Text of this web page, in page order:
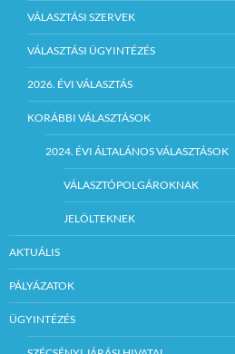
VÁLASZTÁSI SZERVEK
VÁLASZTÁSI ÜGYINTÉZÉS
2026. ÉVI VÁLASZTÁS
KORÁBBI VÁLASZTÁSOK
2024. ÉVI ÁLTALÁNOS VÁLASZTÁSOK
VÁLASZTÓPOLGÁROKNAK
JELÖLTEKNEK
AKTUÁLIS
PÁLYÁZATOK
ÜGYINTÉZÉS